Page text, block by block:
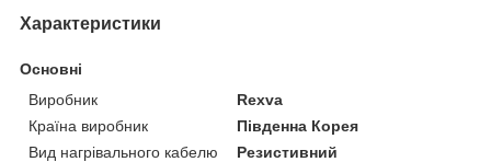
Характеристики
Основні
Виробник
Rexva
Країна виробник
Південна Корея
Вид нагрівального кабелю
Резистивний